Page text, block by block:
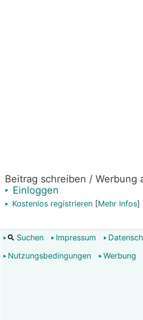
Beitrag schreiben / Werbung
Einloggen
Kostenlos registrieren [Mehr Infos]
Suchen Impressum
Nutzungsbedingungen
Werbung